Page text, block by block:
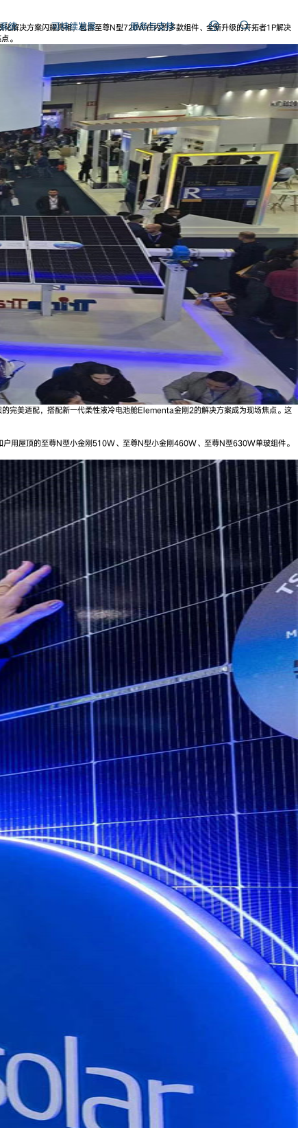
统 可持续发展 服务与支持
解决方案闪耀亮相，包含至尊N型720W在内的多款组件、全新升级的开拓者1P解决
。
完美适配，搭配新一代柔性液冷电池舱Elementa金刚2的解决方案成为现场焦点。这
用屋顶的至尊N型小金刚510W、至尊N型小金刚460W、至尊N型630W单玻组件。